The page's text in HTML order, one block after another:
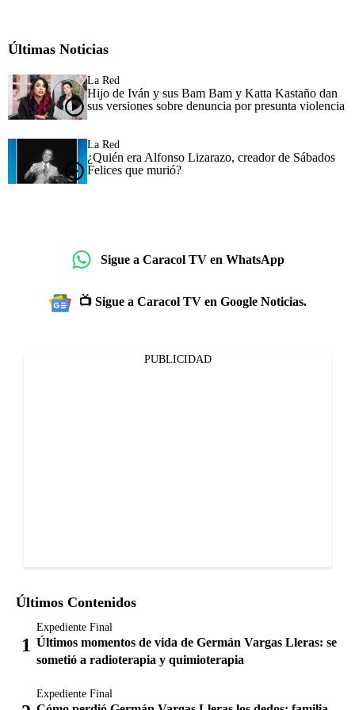
Últimas Noticias
La Red
Hijo de Iván y sus Bam Bam y Katta Kastaño dan
sus versiones sobre denuncia por presunta violencia
La Red
¿Quién era Alfonso Lizarazo, creador de Sábados
Felices que murió?
Sigue a Caracol TV en WhatsApp
📺 Sigue a Caracol TV en Google Noticias.
PUBLICIDAD
Últimos Contenidos
Expediente Final
Últimos momentos de vida de Germán Vargas Lleras: se
sometió a radioterapia y quimioterapia
Expediente Final